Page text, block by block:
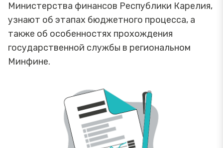
Министерства финансов Республики Карелия,
узнают об этапах бюджетного процесса, а
также об особенностях прохождения
государственной службы в региональном
Минфине.